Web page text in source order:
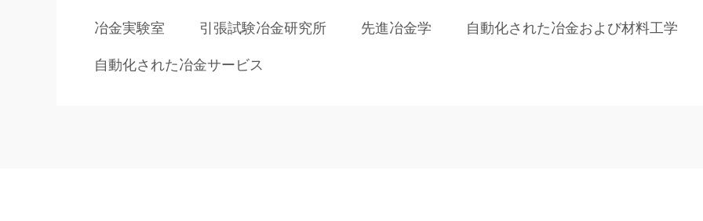
冶金実験室 引張試験冶金研究所 先進冶金学 自動化された冶金および材料工学
自動化された冶金サービス